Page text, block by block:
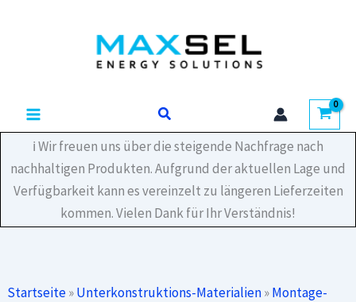
Suchen
ℹ️ Wir freuen uns über die steigende Nachfrage nach
nachhaltigen Produkten. Aufgrund der aktuellen Lage und
Verfügbarkeit kann es vereinzelt zu längeren Lieferzeiten
kommen. Vielen Dank für Ihr Verständnis!
Startseite»Unterkonstruktions-Materialien»Montage-